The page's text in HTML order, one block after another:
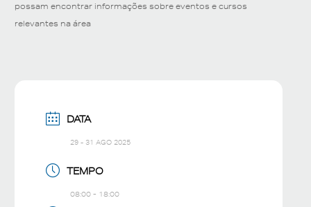
possam encontrar informações sobre eventos e cursos
relevantes na área
DATA
29 - 31 AGO 2025
TEMPO
08:00 - 18:00